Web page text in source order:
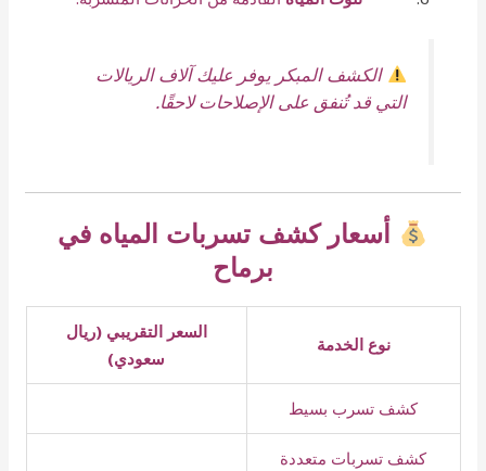
الكشف المبكر يوفر عليك آلاف الريالات
التي قد تُنفق على الإصلاحات لاحقًا.
أسعار كشف تسربات المياه في
برماح
نوع الخدمة
السعر التقريبي (ريال
سعودي)
كشف تسرب بسيط
كشف تسربات متعددة